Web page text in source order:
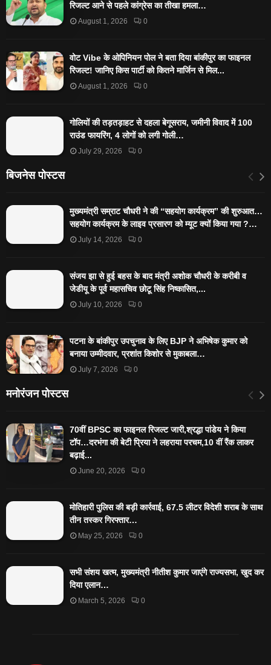
रिजल्‍ट आने से पहले कांग्रेस का तीखा हमला…
August 1, 2026 0
वोट Vibe के ओपिनियन पोल ने बता दिया बांकीपुर का फाइनल
रिजल्ट! जानिए किस पार्टी को कितने मार्जिन से मिल...
August 1, 2026 0
गोलियों की तड़तड़ाहट से दहला बेगूसराय, जमीनी विवाद में 100
राउंड फायरिंग, 4 लोगों को लगी गोली…
July 29, 2026 0
बिजनेस पोस्टस
मुख्यमंत्री सम्राट चौधरी ने की “सहयोग कार्यक्रम” की शुरुआत…
सहयोग कार्यक्रम के लाइव प्रसारण को म्यूट क्यों किया गया ?…
July 14, 2026 0
संजय झा से हुई बहस के बाद मंत्री अशोक चौधरी के करीबी व
जेडीयू के पूर्व महासचिव छोटू सिंह निष्कासित,...
July 10, 2026 0
पटना के बांकीपुर उपचुनाव के लिए BJP ने अभिषेक कुमार को
बनाया उम्मीदवार, प्रशांत किशोर से मुकाबला…
July 7, 2026 0
मनोरंजन पोस्टस
70वीं BPSC का फाइनल रिजल्ट जारी,श्रद्धा पांडेय ने किया
टॉप…दरभंगा की बेटी प्रिया ने लहराया परचम,10 वीं रैंक लाकर
बढ़ाई...
June 20, 2026 0
मोतिहारी पुलिस की बड़ी कार्रवाई, 67.5 लीटर विदेशी शराब के साथ
तीन तस्कर गिरफ्तार…
May 25, 2026 0
सभी संशय खत्म, मुख्यमंत्री नीतीश कुमार जाएंगे राज्यसभा, खुद कर
दिया एलान…
March 5, 2026 0